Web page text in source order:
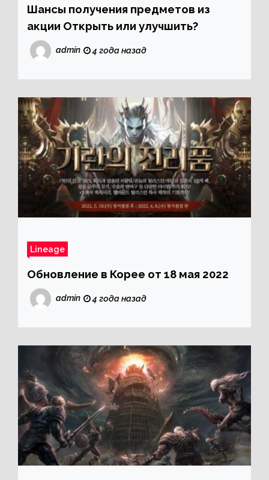
Шансы получения предметов из
акции Открыть или улучшить?
admin 4 года назад
Lineage
Обновление в Корее от 18 мая 2022
admin 4 года назад